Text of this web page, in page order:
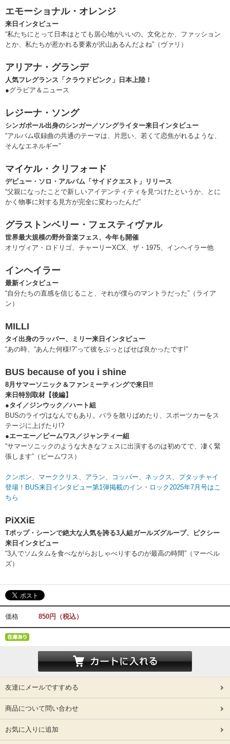
エモーショナル・オレンジ
来日インタビュー
“私たちにとって日本はとても居心地がいいの。文化とか、ファッション
とか、私たちが惹かれる要素が沢山あるんだよね”（ヴァリ）
アリアナ・グランデ
人気フレグランス「クラウドピンク」日本上陸！
●グラビア＆ニュース
レジーナ・ソング
シンガポール出身のシンガー／ソングライター来日インタビュー
“アルバム収録曲の共通のテーマは、片思い、若くて恋焦がれるような、
そんなエネルギー”
マイケル・クリフォード
デビュー・ソロ・アルバム「サイドクエスト」リリース
“父親になったことで新しいアイデンティティを見つけたというか、とに
かく物事に対する見方が完全に変わったんだ”
グラストンベリー・フェスティヴァル
世界最大規模の野外音楽フェス、今年も開催
オリヴィア・ロドリゴ、チャーリーXCX、ザ・1975、インヘイラー他
インヘイラー
最新インタビュー
“自分たちの直感を信じること、それが僕らのマントラだった”（ライア
ン）
MILLI
タイ出身のラッパー、ミリー来日インタビュー
“あの時、“あんた何様!?”って彼をぶっとばせば良かったです!”
BUS because of you i shine
8月サマーソニック＆ファンミーティングで来日!!
来日特別取材【後編】
●タイ／ジンウック／ハート組
BUSのライヴはなんでもあり。バラを散りばめたり、スポーツカーをス
テージに上げたり!?
●エーエー／ピームワス／ジャンティー組
“サマーソニックのような大きなフェスに出演するのは初めてで、凄く緊
張します”（ピームワス）
クンポン、マーククリス、アラン、コッパー、ネックス、プタッチャイ
登場！BUS来日インタビュー第1弾掲載のイン・ロック2025年7月号はこ
ちら
PiXXiE
Tポップ・シーンで絶大な人気を誇る3人組ガールズグループ、ピクシー
来日インタビュー
“3人でソムタムを食べながらおしゃべりするのが最高の時間”（マーベル
ズ）
価格 850円（税込）
友達にメールですすめる
商品について問い合わせ
お気に入りに追加